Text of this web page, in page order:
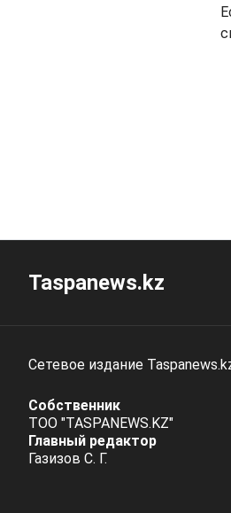
Taspanews.kz
Сетевое издание
Собственник
ТОО "TASPANEWS.KZ"
Главный редактор
Газизов С. Г.